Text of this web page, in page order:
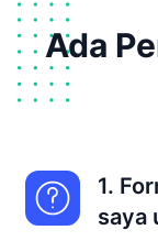
Ada
1.
saya